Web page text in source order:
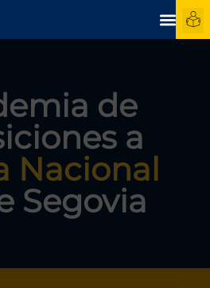
de
a
Nacional
Segovia